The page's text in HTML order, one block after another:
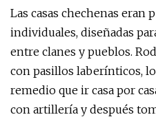
Las casas chechenas eran
individuales, diseñadas
entre clanes y pueblos.
con pasillos laberínticos,
remedio que ir casa por
con artillería y después